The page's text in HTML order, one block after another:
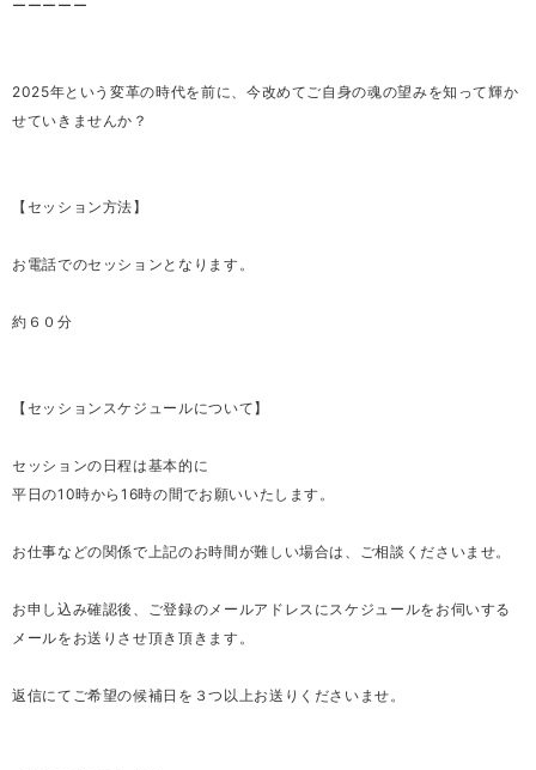
ーーーーー
2025年という変革の時代を前に、今改めてご自身の魂の望みを知って輝か
せていきませんか？
【セッション方法】
お電話でのセッションとなります。
約６０分
【セッションスケジュールについて】
セッションの日程は基本的に
平日の10時から16時の間でお願いいたします。
お仕事などの関係で上記のお時間が難しい場合は、ご相談くださいませ。
お申し込み確認後、ご登録のメールアドレスにスケジュールをお伺いする
メールをお送りさせ頂き頂きます。
返信にてご希望の候補日を３つ以上お送りくださいませ。